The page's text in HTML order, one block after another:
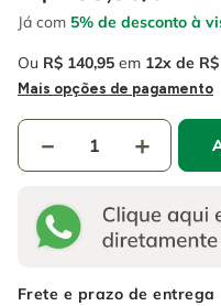
Já com 5% de desconto à
Ou R$ 140,95 em 12 R$
Mais opções de pagamento
＋
－
7º chave impacto
8º disco corte
cabo flexivel
º escada
º fio
disco corte
cabo flexivel